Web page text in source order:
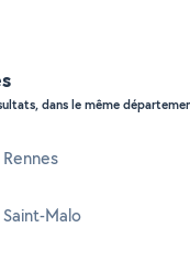
dans le même
Malo